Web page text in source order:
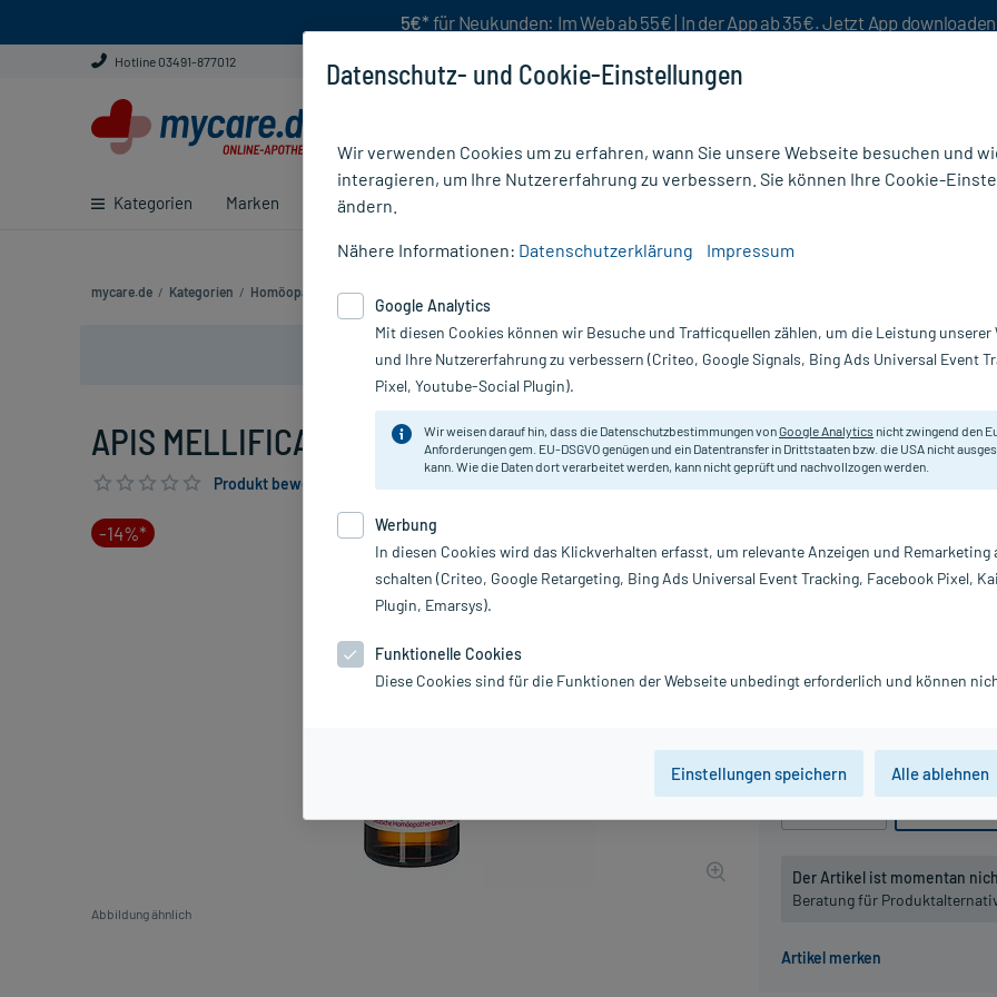
5€* für Neukunden: Im Web ab 55€ | In der App ab 35€. Jetzt App downloaden
Hotline 03491-877012
Kategorien Marken Ratgeber
mycare.de / Kategorien / Homöopathie / Einzelmittel
Nur für kurze Zeit:Gratis-Versand* ab 19€ Mindestbestellwert!
APIS MELLIFICA D 3, 20 ml
Produkt bewerten & PlusHerzen sichern
-14%*
Abbildung ähnlich
inkl. MwSt. zzgl. Versandkosten
Packungseinheit
Der Artikel ist momentan
Beratung für
DHU - Einzelmittel
Homöopathisches Arzneimittel.
PZN:
Hersteller:
Datenschutz- und Cookie-Einstellungen
Wir verwenden Cookies um zu erfahren, wann Sie unsere Webseite besuchen und
interagieren, um Ihre Nutzererfahrung zu verbessern. Sie können Ihre Cookie-
ändern.
Nähere Informationen: Datenschutzerklärung Impressum
Google Analytics
Mit diesen Cookies können wir Besuche und Trafficquellen zählen, um die Leistung unserer
und Ihre Nutzererfahrung zu verbessern (Criteo, Google Signals, Bing Ads Universal Event
Pixel, Youtube-Social Plugin).
Wir weisen darauf hin, dass die Datenschutzbestimmungen vonGoogle Analytics nicht zwingend den
Anforderungen gem. EU-DSGVO genügen und ein Datentransfer in Drittstaaten bzw. die USA nicht
kann. Wie die Daten dort verarbeitet werden, kann nicht geprüft und nachvollzogen werden.
Werbung
In diesen Cookies wird das Klickverhalten erfasst, um relevante Anzeigen und Remarketing
schalten (Criteo, Google Retargeting, Bing Ads Universal Event Tracking, Facebook Pixel,
Plugin, Emarsys).
Funktionelle Cookies
Diese Cookies sind für die Funktionen der Webseite unbedingt erforderlich und können
Einstellungen speichern Alle ablehnen